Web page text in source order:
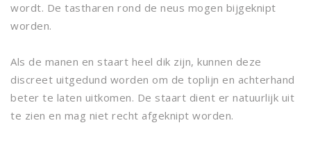
wordt. De tastharen rond de neus mogen bijgeknipt
worden.
Als de manen en staart heel dik zijn, kunnen deze
discreet uitgedund worden om de toplijn en achterhand
beter te laten uitkomen. De staart dient er natuurlijk uit
te zien en mag niet recht afgeknipt worden.